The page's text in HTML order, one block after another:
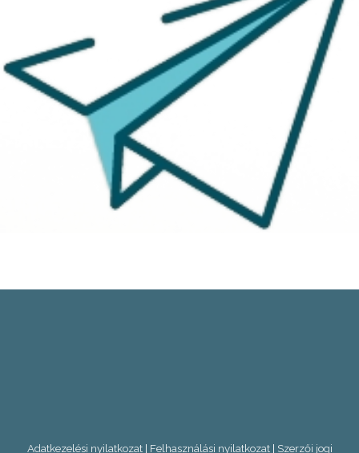
Adatkezelési nyilatkozat | Felhasználási nyilatkozat | Szerzői jogi